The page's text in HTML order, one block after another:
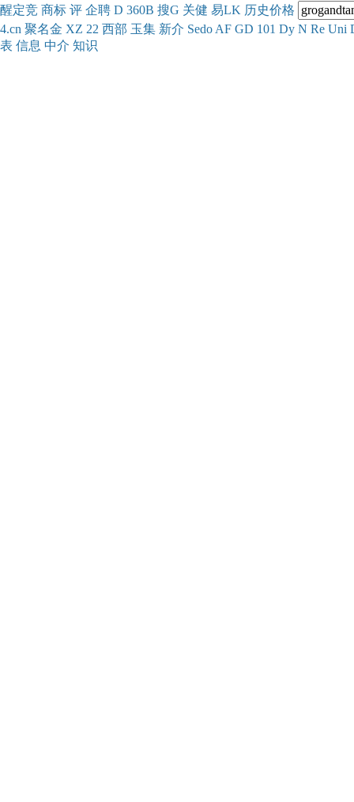
醒定竞 商标 评 企聘 D 360B 搜G 关健 易LK 历史价格
4.cn 聚名金 XZ 22 西部 玉集 新介 Sedo AF GD 101 Dy N Re Uni
表 信息 中介 知识